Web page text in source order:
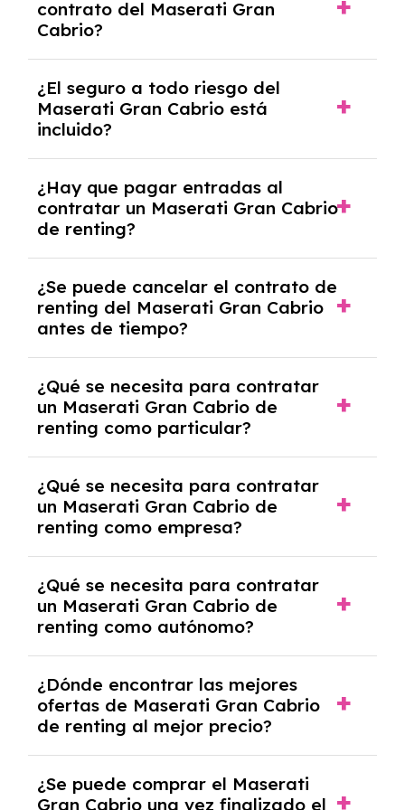
30,000 km anuales. Si excedes ese límite,
puede haber un cargo adicional.
contrato del Maserati Gran
Cabrio?
coche, renovarlo por uno nuevo o, en algunos
casos, comprarlo a un precio previamente
acordado.
¿El seguro a todo riesgo del
Maserati Gran Cabrio está
incluido?
Maserati Gran Cabrio con el seguro a todo
riesgo sin franquicia incluido dentro de las
cuotas mensuales.
¿Hay que pagar entradas al
contratar un Maserati Gran Cabrio
de renting?
tendrás que pagar ningún tipo de entrada
salvo en casos que lo exija el proveedor
debido al resultado del estudio de viabilidad
económica.
¿Se puede cancelar el contrato de
renting del Maserati Gran Cabrio
antes de tiempo?
pero puede haber penalizaciones por
cancelación anticipada. Es importante revisar
las condiciones del contrato y hablar con un
experto que te asesore.
¿Qué se necesita para contratar
un Maserati Gran Cabrio de
renting como particular?
y, en algunos casos, una consulta de solvencia
crediticia y un pago inicial.
¿Qué se necesita para contratar
un Maserati Gran Cabrio de
renting como empresa?
documentación financiera y, en algunos
casos, un informe de solvencia de la empresa
y un pago inicial.
¿Qué se necesita para contratar
un Maserati Gran Cabrio de
renting como autónomo?
autónomos, justificante de ingresos y, en
algunos casos, un informe fiscal y un pago
inicial.
¿Dónde encontrar las mejores
ofertas de Maserati Gran Cabrio
de renting al mejor precio?
mejores ofertas de vehículos de renting con
¿Se puede comprar el Maserati
Gran Cabrio una vez finalizado el